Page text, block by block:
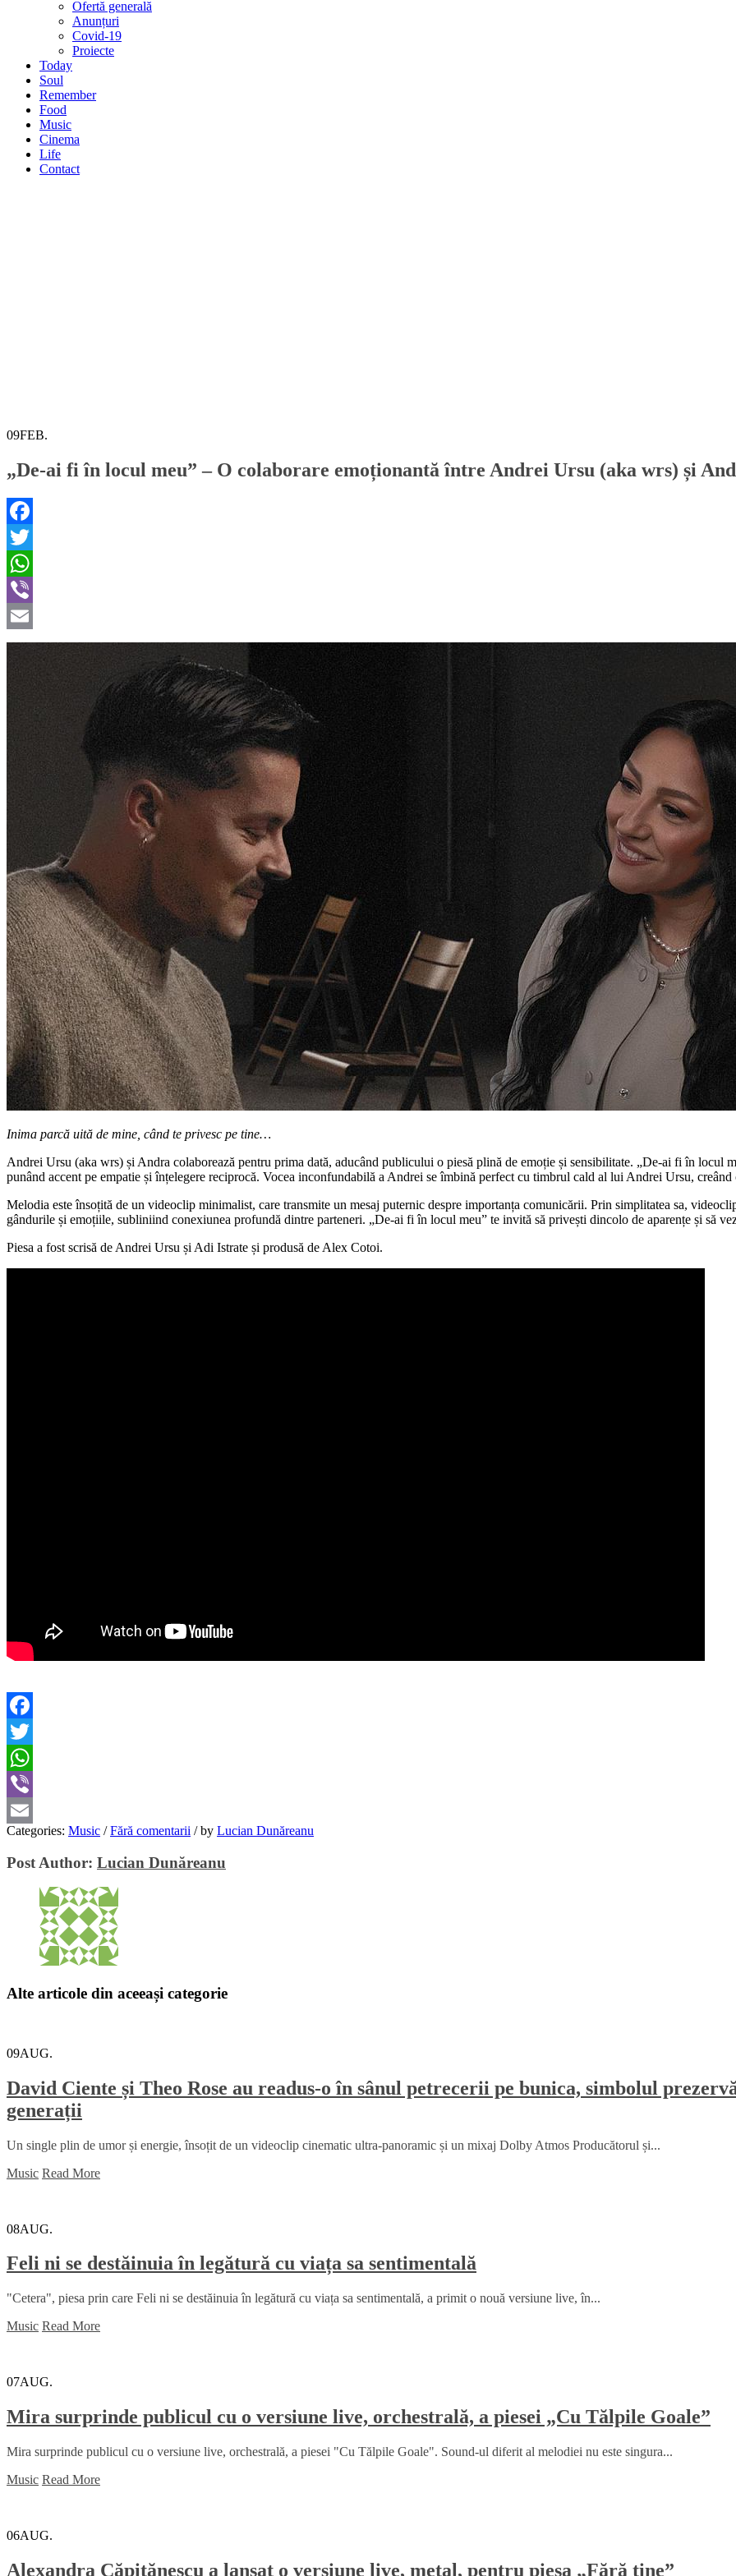
Ofertă generală
Anunțuri
Covid-19
Proiecte
Today
Soul
Remember
Food
Music
Cinema
Life
Contact
09FEB.
„De-ai fi în locul meu” – O colaborare emoționantă între Andrei Ursu (aka wrs) și
Facebook
Twitter
WhatsApp
Viber
Email
Inima parcă uită de mine, când te privesc pe tine…
Andrei Ursu (aka wrs) și Andra colaborează pentru prima dată, aducând publicului o piesă plină de emoție și sensibilitate. „De-ai fi în locul
punând accent pe empatie și înțelegere reciprocă. Vocea inconfundabilă a Andrei se îmbină perfect cu timbrul cald al lui Andrei Ursu,
Melodia este însoțită de un videoclip minimalist, care transmite un mesaj puternic despre importanța comunicării. Prin simplitatea sa,
gândurile și emoțiile, subliniind conexiunea profundă dintre parteneri. „De-ai fi în locul meu” te invită să privești dincolo de aparențe și să
Piesa a fost scrisă de Andrei Ursu și Adi Istrate și produsă de Alex Cotoi.
Facebook
Twitter
WhatsApp
Viber
Email
Categories: Music / Fără comentarii /by Lucian Dunăreanu
Post Author: Lucian Dunăreanu
Alte articole din aceeași categorie
09AUG.
David Ciente și Theo Rose au readus-o în sânul petrecerii pe bunica, simbolul
generații
Un single plin de umor și energie, însoțit de un videoclip cinematic ultra-panoramic și un mixaj Dolby Atmos Producătorul și...
Music Read More
08AUG.
Feli ni se destăinuia în legătură cu viața sa sentimentală
"Cetera", piesa prin care Feli ni se destăinuia în legătură cu viața sa sentimentală, a primit o nouă versiune live, în...
Music Read More
07AUG.
Mira surprinde publicul cu o versiune live, orchestrală, a piesei „Cu Tălpile Goale”
Mira surprinde publicul cu o versiune live, orchestrală, a piesei "Cu Tălpile Goale". Sound-ul diferit al melodiei nu este singura...
Music Read More
06AUG.
Alexandra Căpitănescu a lansat o versiune live, metal, pentru piesa „Fără tine”